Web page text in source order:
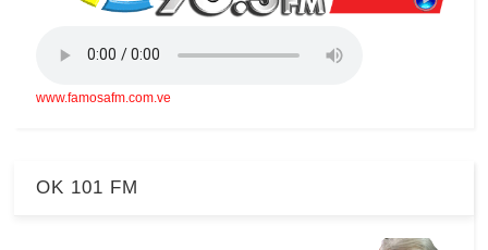
www.famosafm.com.ve
OK 101 FM